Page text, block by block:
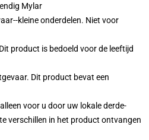
Mylar
kleine onderdelen. Niet voor
product is bedoeld voor de leeftijd
Dit product bevat een
voor u door uw lokale derde-
verschillen in het product ontvangen